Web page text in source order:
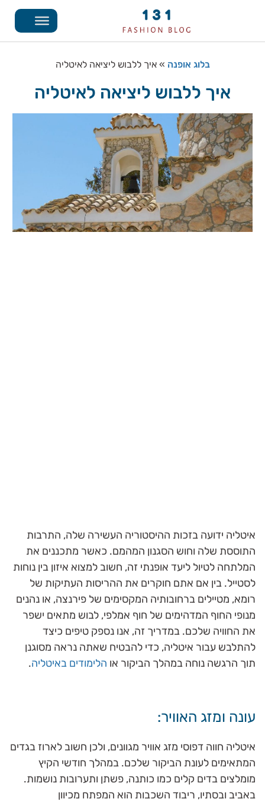
בלוג אופנה »איך ללבוש ליציאה לאיטליה
איך ללבוש ליציאה לאיטליה
איטליה ידועה בזכות ההיסטוריה העשירה שלה, התרבות
התוססת שלה וחוש הסגנון המהמם. כאשר מתכננים את
המלתחה לטיול ליעד אופנתי זה, חשוב למצוא איזון בין נוחות
לסטייל. בין אם אתם חוקרים את ההריסות העתיקות של
רומא, מטיילים ברחובותיה המקסימים של פירנצה, או נהנים
מנופי החוף המדהימים של חוף אמלפי, לבוש מתאים ישפר
את החוויה שלכם. במדריך זה, אנו נספק טיפים כיצד
להתלבש עבור איטליה, כדי להבטיח שאתה נראה מסוגנן
תוך הרגשה נוחה במהלך הביקור או הלימודים באיטליה.
עונה ומזג האוויר:
איטליה חווה דפוסי מזג אוויר מגוונים, ולכן חשוב לארוז בגדים
המתאימים לעונת הביקור שלכם. במהלך חודשי הקיץ
מומלצים בדים קלים כמו כותנה, פשתן ותערובות נושמות.
באביב ובסתיו, ריבוד השכבות הוא המפתח מכיוון